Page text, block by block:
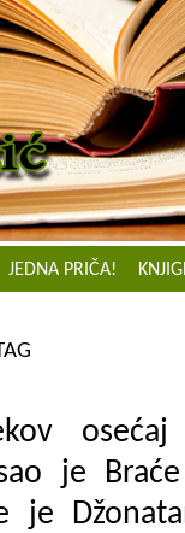
JEDNA PRIČA!
je
je